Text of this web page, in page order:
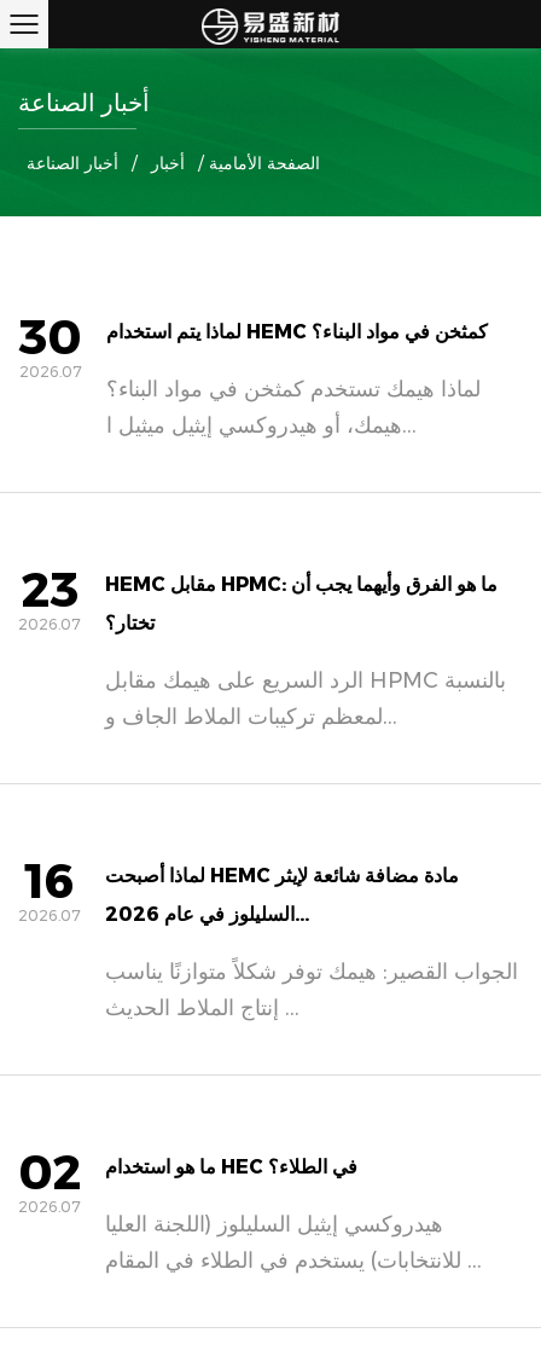
أخبار الصناعة
الصفحة الأمامية / أخبار / أخبار الصناعة
30
2026.07
لماذا يتم استخدام HEMC كمثخن في مواد البناء؟
لماذا هيمك تستخدم كمثخن في مواد البناء؟
هيمك، أو هيدروكسي إيثيل ميثيل ا...
23
2026.07
HEMC مقابل HPMC: ما هو الفرق وأيهما يجب أن
تختار؟
الرد السريع على هيمك مقابل HPMC بالنسبة
لمعظم تركيبات الملاط الجاف و...
16
2026.07
لماذا أصبحت HEMC مادة مضافة شائعة لإيثر
السليلوز في عام 2026...
الجواب القصير: هيمك توفر شكلاً متوازنًا يناسب
إنتاج الملاط الحديث ...
02
2026.07
ما هو استخدام HEC في الطلاء؟
هيدروكسي إيثيل السليلوز (اللجنة العليا
للانتخابات) يستخدم في الطلاء في المقام ...